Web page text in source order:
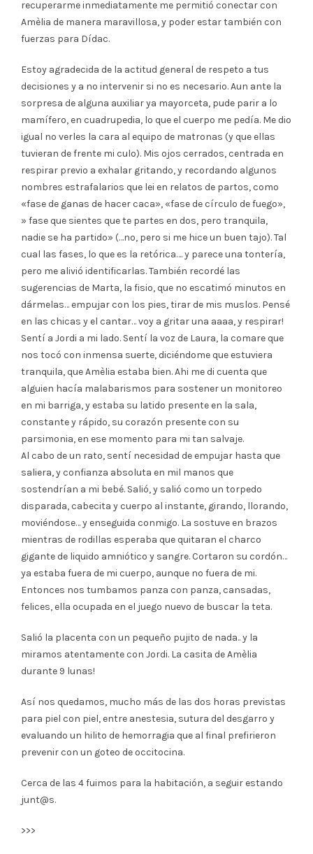
recuperarme inmediatamente me permitió conectar con
Amèlia de manera maravillosa, y poder estar también con
fuerzas para Dídac.
Estoy agradecida de la actitud general de respeto a tus
decisiones y a no intervenir si no es necesario. Aun ante la
sorpresa de alguna auxiliar ya mayorceta, pude parir a lo
mamífero, en cuadrupedia, lo que el cuerpo me pedía. Me dio
igual no verles la cara al equipo de matronas (y que ellas
tuvieran de frente mi culo). Mis ojos cerrados, centrada en
respirar previo a exhalar gritando, y recordando algunos
nombres estrafalarios que lei en relatos de partos, como
«fase de ganas de hacer caca», «fase de círculo de fuego»,
» fase que sientes que te partes en dos, pero tranquila,
nadie se ha partido» (…no, pero si me hice un buen tajo). Tal
cual las fases, lo que es la retórica…. y parece una tontería,
pero me alivió identificarlas. También recordé las
sugerencias de Marta, la fisio, que no escatimó minutos en
dármelas… empujar con los pies, tirar de mis muslos. Pensé
en las chicas y el cantar… voy a gritar una aaaa, y respirar!
Sentí a Jordi a mi lado. Sentí la voz de Laura, la comare que
nos tocó con inmensa suerte, diciéndome que estuviera
tranquila, que Amèlia estaba bien. Ahi me di cuenta que
alguien hacía malabarismos para sostener un monitoreo
en mi barriga, y estaba su latido presente en la sala,
constante y rápido, su corazón presente con su
parsimonia, en ese momento para mi tan salvaje.
Al cabo de un rato, sentí necesidad de empujar hasta que
saliera, y confianza absoluta en mil manos que
sostendrían a mi bebé. Salió, y salió como un torpedo
disparada, cabecita y cuerpo al instante, girando, llorando,
moviéndose… y enseguida conmigo. La sostuve en brazos
mientras de rodillas esperaba que quitaran el charco
gigante de liquido amniótico y sangre. Cortaron su cordón…
ya estaba fuera de mi cuerpo, aunque no fuera de mi.
Entonces nos tumbamos panza con panza, cansadas,
felices, ella ocupada en el juego nuevo de buscar la teta.
Salió la placenta con un pequeño pujito de nada.. y la
miramos atentamente con Jordi. La casita de Amèlia
durante 9 lunas!
Así nos quedamos, mucho más de las dos horas previstas
para piel con piel, entre anestesia, sutura del desgarro y
evaluando un hilito de hemorragia que al final prefirieron
prevenir con un goteo de occitocina.
Cerca de las 4 fuimos para la habitación, a seguir estando
junt@s.
>>>